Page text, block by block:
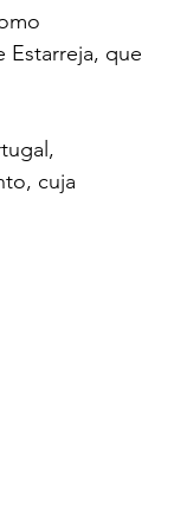
Estarreja, que
cuja